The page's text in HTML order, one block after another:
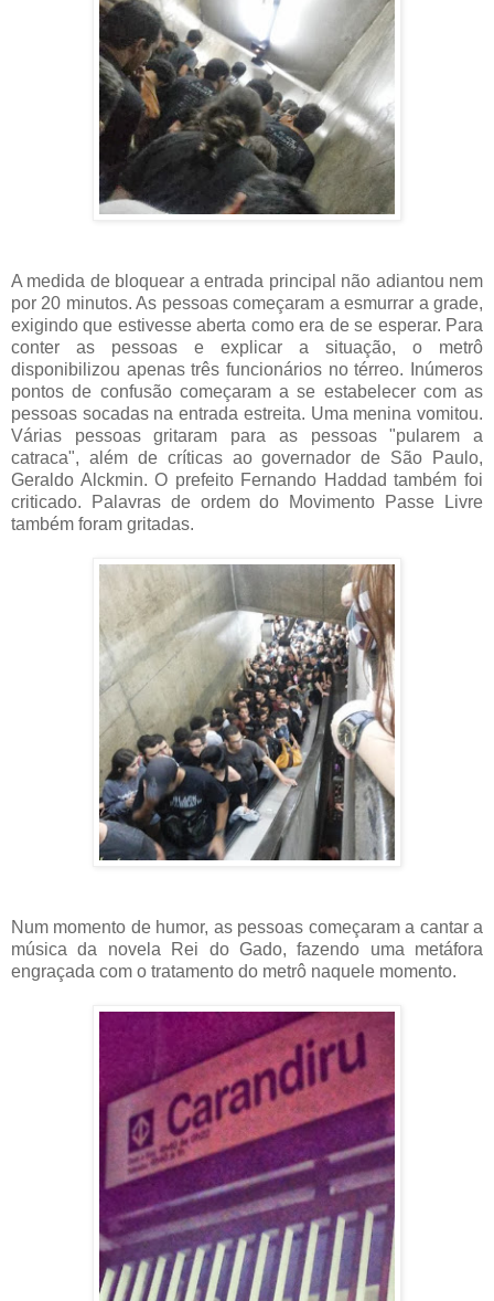
A medida de bloquear a entrada principal não adiantou nem
por 20 minutos. As pessoas começaram a esmurrar a grade,
exigindo que estivesse aberta como era de se esperar. Para
conter as pessoas e explicar a situação, o metrô
disponibilizou apenas três funcionários no térreo. Inúmeros
pontos de confusão começaram a se estabelecer com as
pessoas socadas na entrada estreita. Uma menina vomitou.
Várias pessoas gritaram para as pessoas "pularem a
catraca", além de críticas ao governador de São Paulo,
Geraldo Alckmin. O prefeito Fernando Haddad também foi
criticado. Palavras de ordem do Movimento Passe Livre
também foram gritadas.
Num momento de humor, as pessoas começaram a cantar a
música da novela Rei do Gado, fazendo uma metáfora
engraçada com o tratamento do metrô naquele momento.